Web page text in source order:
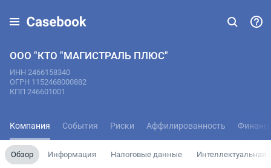
ООО "КТО "МАГИСТРАЛЬ ПЛЮС"
ИНН 2466158340
ОГРН 1152468000882
КПП 246601001
Компания События Риски Аффилированность
Обзор Информация Налоговые данные Интеллектуальная